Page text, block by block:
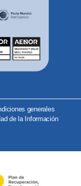
generales
de la Información